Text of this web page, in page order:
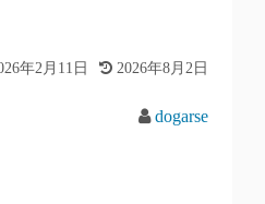
年2月11日 2026年8月2日
dogarse